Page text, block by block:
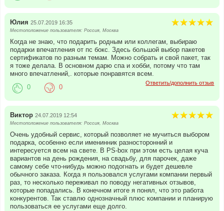
Юлия 25.07.2019 16:35
Местоположение пользователя: Россия, Москва
Когда не знаю, что подарить родным или коллегам, выбираю
подарки впечатления от пс бокс. Здесь большой выбор пакетов
сертификатов по разным темам. Можно собрать и свой пакет, так
я тоже делала. В основном дарю спа и хобби, потому что там
много впечатлений,. которые понравятся всем.
Ответить/дополнить отзыв
0 0
Виктор 24.07.2019 12:54
Местоположение пользователя: Россия, Москва
Очень удобный сервис, который позволяет не мучиться выбором
подарка, особенно если именинник разносторонний и
интересуется всем на свете. В PS-box при этом есть целая куча
вариантов на день рождения, на свадьбу, для парочек, даже
самому себе что-нибудь можно подогнать и будет дешевле
обычного заказа. Когда я пользовался услугами компании первый
раз, то несколько переживал по поводу негативных отзывов,
которые попадались. В конечном итоге я понял, что это работа
конкурентов. Так ставлю однозначный плюс компании и планирую
пользоваться ее услугами еще долго.